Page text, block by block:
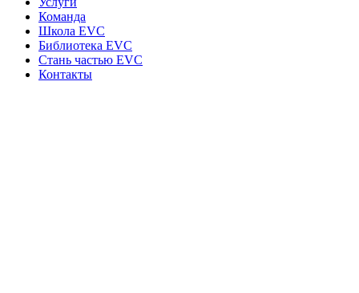
Команда
Школа EVC
Библиотека EVC
Стань частью EVC
Контакты